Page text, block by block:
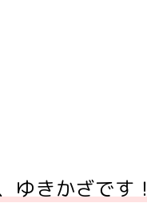
ゆきかざです！